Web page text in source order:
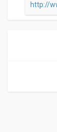
http://